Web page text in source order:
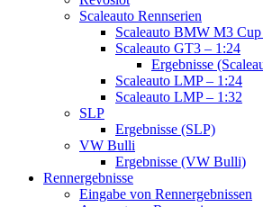
Scaleauto Rennserien
Scaleauto BMW M3
Scaleauto GT3 – 1:24
Ergebnisse
Scaleauto LMP – 1:24
Scaleauto LMP – 1:32
SLP
Ergebnisse (SLP)
VW Bulli
Ergebnisse (VW Bulli)
Rennergebnisse
Eingabe von Rennergebnissen